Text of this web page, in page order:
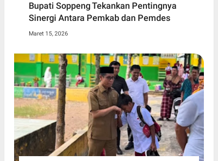
Bupati Soppeng Tekankan Pentingnya
Sinergi Antara Pemkab dan Pemdes
Maret 15, 2026